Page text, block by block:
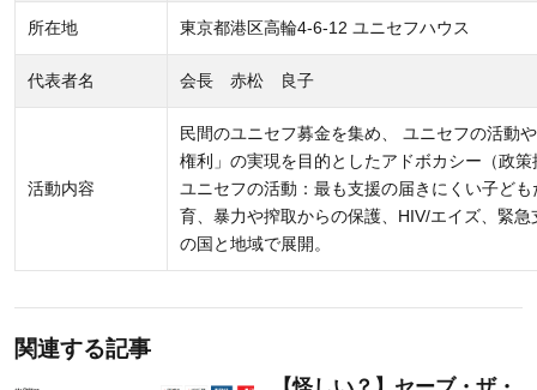
所在地 東京都港区高輪4-6-12 ユニセフハウス
代表者名 会長 赤松 良子
活動内容
民間のユニセフ募金を集め、 ユニセフの活動
権利」の実現を目的としたアドボカシー（政
ユニセフの活動：最も支援の届きにくい子ど
育、暴力や搾取からの保護、HIV/エイズ、緊
の国と地域で展開。
関連する記事